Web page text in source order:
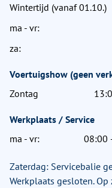
Wintertijd (vanaf 01.10.)
ma - vr:
za:
Voertuigshow (geen
Zontag
Werkplaats / Service
ma - vr:
08:00
Zaterdag: Servicebalie
Werkplaats gesloten.